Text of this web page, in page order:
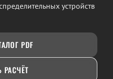
устройств
PDF
РАСЧЁТ